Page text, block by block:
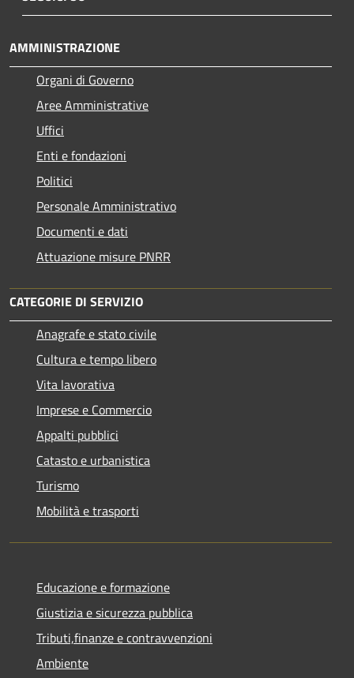
AMMINISTRAZIONE
Organi di Governo
Aree Amministrative
Uffici
Enti e fondazioni
Politici
Personale Amministrativo
Documenti e dati
Attuazione misure PNRR
CATEGORIE DI SERVIZIO
Anagrafe e stato civile
Cultura e tempo libero
Vita lavorativa
Imprese e Commercio
Appalti pubblici
Catasto e urbanistica
Turismo
Mobilità e trasporti
Educazione e formazione
Giustizia e sicurezza pubblica
Tributi,finanze e contravvenzioni
Ambiente